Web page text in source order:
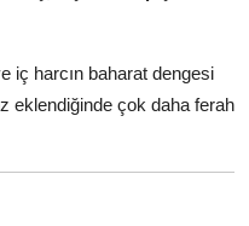
iç harcın baharat dengesi
eklendiğinde çok daha ferah